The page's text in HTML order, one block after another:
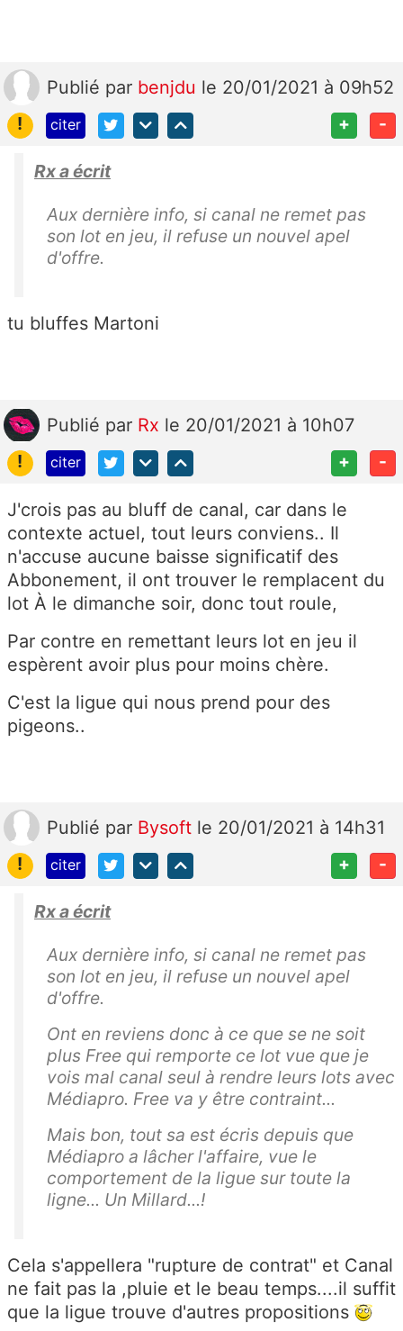
Publié par benjdu le 20/01/2021 à 09h52
!
citer + -
Rx a écrit
Aux dernière info, si canal ne remet pas
son lot en jeu, il refuse un nouvel apel
d'offre.
tu bluffes Martoni
Publié par Rx le 20/01/2021 à 10h07
!
citer + -
J'crois pas au bluff de canal, car dans le
contexte actuel, tout leurs conviens.. Il
n'accuse aucune baisse significatif des
Abbonement, il ont trouver le remplacent du
lot À le dimanche soir, donc tout roule,
Par contre en remettant leurs lot en jeu il
espèrent avoir plus pour moins chère.
C'est la ligue qui nous prend pour des
pigeons..
Publié par Bysoft le 20/01/2021 à 14h31
!
citer + -
Rx a écrit
Aux dernière info, si canal ne remet pas
son lot en jeu, il refuse un nouvel apel
d'offre.
Ont en reviens donc à ce que se ne soit
plus Free qui remporte ce lot vue que je
vois mal canal seul à rendre leurs lots avec
Médiapro. Free va y être contraint...
Mais bon, tout sa est écris depuis que
Médiapro a lâcher l'affaire, vue le
comportement de la ligue sur toute la
ligne... Un Millard...!
Cela s'appellera "rupture de contrat" et Canal
ne fait pas la ,pluie et le beau temps....il suffit
que la ligue trouve d'autres propositions